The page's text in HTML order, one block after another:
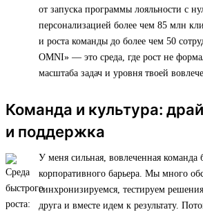
от запуска программы лояльности с
персонализацией более чем 85 млн
и роста команды до более чем 50
OMNI» — это среда, где рост не
масштаба задач и уровня твоей
Команда и культура:
и поддержка
У меня сильная, вовлеченная команда
корпоративного барьера. Мы много
синхронизируемся, тестируем
друга и вместе идем к результату.